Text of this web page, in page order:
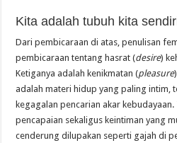
Kita adalah tubuh kita
Dari pembicaraan di atas, penulisan
pembicaraan tentang hasrat (desire)
Ketiganya adalah kenikmatan (pleasure
adalah materi hidup yang paling intim,
kegagalan pencarian akar
pencapaian sekaligus keintiman yang
cenderung dilupakan seperti gajah di